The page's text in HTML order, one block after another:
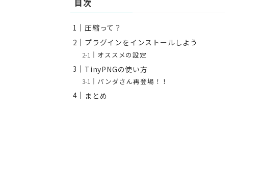
目次
圧縮って？
プラグインをインストールしよう
オススメの設定
TinyPNGの使い方
パンダさん再登場！！
まとめ